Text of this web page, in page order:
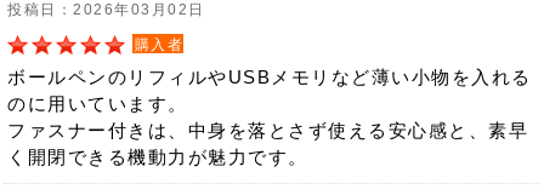
投稿日：2026年03月02日
購入者
ボールペンのリフィルやUSBメモリなど薄い小物を入れる
のに用いています。
ファスナー付きは、中身を落とさず使える安心感と、素早
く開閉できる機動力が魅力です。